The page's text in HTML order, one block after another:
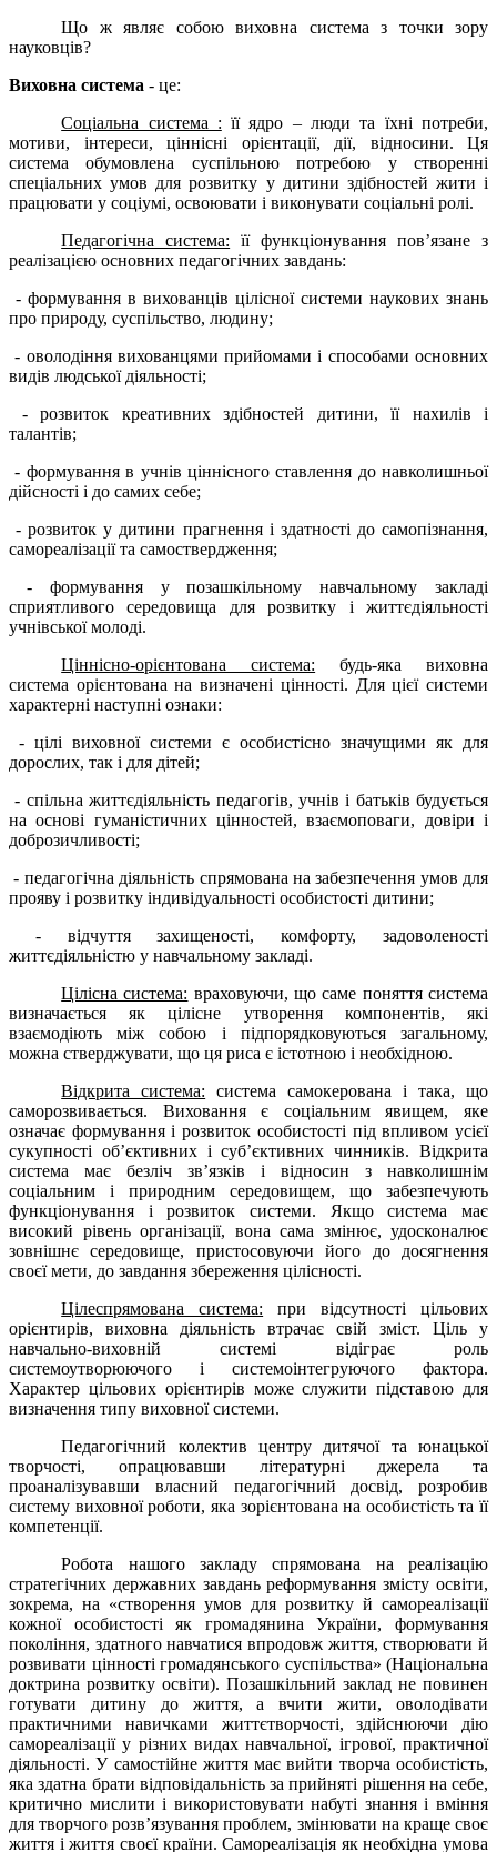
Що ж являє собою виховна система з точки зору
науковців?
Виховна система - це:
Соціальна система : її ядро – люди та їхні потреби,
мотиви, інтереси, ціннісні орієнтації, дії, відносини. Ця
система обумовлена суспільною потребою у створенні
спеціальних умов для розвитку у дитини здібностей жити і
працювати у соціумі, освоювати і виконувати соціальні ролі.
Педагогічна система: її функціонування пов’язане з
реалізацією основних педагогічних завдань:
- формування в вихованців цілісної системи наукових знань
про природу, суспільство, людину;
- оволодіння вихованцями прийомами і способами основних
видів людської діяльності;
- розвиток креативних здібностей дитини, її нахилів і
талантів;
- формування в учнів ціннісного ставлення до навколишньої
дійсності і до самих себе;
- розвиток у дитини прагнення і здатності до самопізнання,
самореалізації та самоствердження;
- формування у позашкільному навчальному закладі
сприятливого середовища для розвитку і життєдіяльності
учнівської молоді.
Ціннісно-орієнтована система: будь-яка виховна
система орієнтована на визначені цінності. Для цієї системи
характерні наступні ознаки:
- цілі виховної системи є особистісно значущими як для
дорослих, так і для дітей;
- спільна життєдіяльність педагогів, учнів і батьків будується
на основі гуманістичних цінностей, взаємоповаги, довіри і
доброзичливості;
- педагогічна діяльність спрямована на забезпечення умов для
прояву і розвитку індивідуальності особистості дитини;
- відчуття захищеності, комфорту, задоволеності
життєдіяльністю у навчальному закладі.
Цілісна система: враховуючи, що саме поняття система
визначається як цілісне утворення компонентів, які
взаємодіють між собою і підпорядковуються загальному,
можна стверджувати, що ця риса є істотною і необхідною.
Відкрита система: система самокерована і така, що
саморозвивається. Виховання є соціальним явищем, яке
означає формування і розвиток особистості під впливом усієї
сукупності об’єктивних і суб’єктивних чинників. Відкрита
система має безліч зв’язків і відносин з навколишнім
соціальним і природним середовищем, що забезпечують
функціонування і розвиток системи. Якщо система має
високий рівень організації, вона сама змінює, удосконалює
зовнішнє середовище, пристосовуючи його до досягнення
своєї мети, до завдання збереження цілісності.
Цілеспрямована система: при відсутності цільових
орієнтирів, виховна діяльність втрачає свій зміст. Ціль у
навчально-виховній системі відіграє роль
системоутворюючого і системоінтегруючого фактора.
Характер цільових орієнтирів може служити підставою для
визначення типу виховної системи.
Педагогічний колектив центру дитячої та юнацької
творчості, опрацювавши літературні джерела та
проаналізувавши власний педагогічний досвід, розробив
систему виховної роботи, яка зорієнтована на особистість та її
компетенції.
Робота нашого закладу спрямована на реалізацію
стратегічних державних завдань реформування змісту освіти,
зокрема, на «створення умов для розвитку й самореалізації
кожної особистості як громадянина України, формування
покоління, здатного навчатися впродовж життя, створювати й
розвивати цінності громадянського суспільства» (Національна
доктрина розвитку освіти). Позашкільний заклад не повинен
готувати дитину до життя, а вчити жити, оволодівати
практичними навичками життєтворчості, здійснюючи дію
самореалізації у різних видах навчальної, ігрової, практичної
діяльності. У самостійне життя має вийти творча особистість,
яка здатна брати відповідальність за прийняті рішення на себе,
критично мислити і використовувати набуті знання і вміння
для творчого розв’язування проблем, змінювати на краще своє
життя і життя своєї країни. Самореалізація як необхідна умова